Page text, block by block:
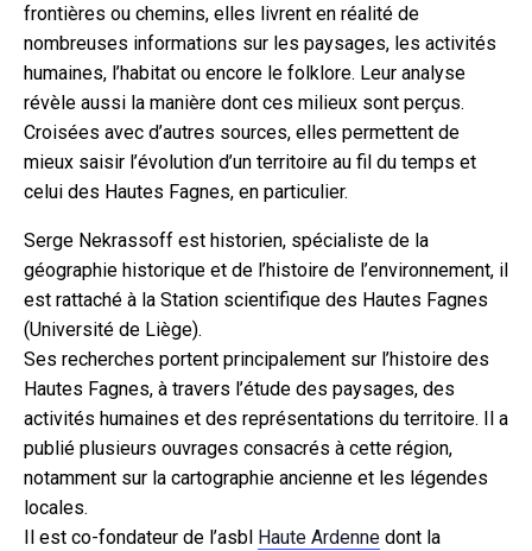
frontières ou chemins, elles livrent en réalité de
nombreuses informations sur les paysages, les activités
humaines, l’habitat ou encore le folklore. Leur analyse
révèle aussi la manière dont ces milieux sont perçus.
Croisées avec d’autres sources, elles permettent de
mieux saisir l’évolution d’un territoire au fil du temps et
celui des Hautes Fagnes, en particulier.
Serge Nekrassoff est historien, spécialiste de la
géographie historique et de l’histoire de l’environnement, il
est rattaché à la Station scientifique des Hautes Fagnes
(Université de Liège).
Ses recherches portent principalement sur l’histoire des
Hautes Fagnes, à travers l’étude des paysages, des
activités humaines et des représentations du territoire. Il a
publié plusieurs ouvrages consacrés à cette région,
notamment sur la cartographie ancienne et les légendes
locales.
Il est co-fondateur de l’asbl Haute Ardenne dont la